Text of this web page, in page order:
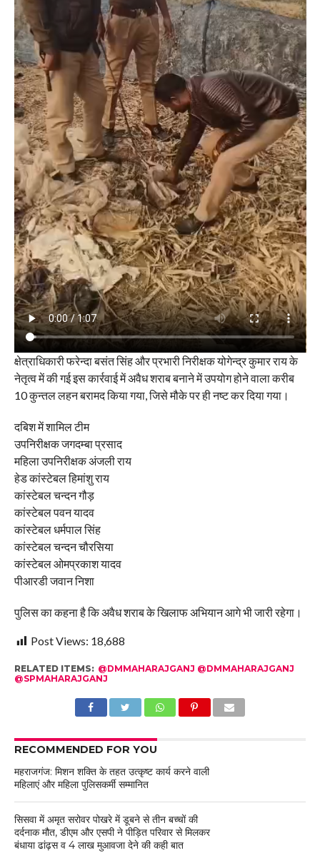
क्षेत्राधिकारी फरेन्दा बसंत सिंह और प्रभारी निरीक्षक योगेन्द्र कुमार राय के
नेतृत्व में की गई इस कार्रवाई में अवैध शराब बनाने में उपयोग होने वाला करीब
10 कुन्तल लहन बरामद किया गया, जिसे मौके पर ही नष्ट कर दिया गया।
दबिश में शामिल टीम
उपनिरीक्षक जगदम्बा प्रसाद
महिला उपनिरीक्षक अंजली राय
हेड कांस्टेबल हिमांशु राय
कांस्टेबल चन्दन गौड़
कांस्टेबल पवन यादव
कांस्टेबल धर्मपाल सिंह
कांस्टेबल चन्दन चौरसिया
कांस्टेबल ओमप्रकाश यादव
पीआरडी जवान निशा
पुलिस का कहना है कि अवैध शराब के खिलाफ अभियान आगे भी जारी रहेगा।
Post Views: 18,688
RELATED ITEMS: @DMMAHARAJGANJ @DMMAHARAJGANJ
@SPMAHARAJGANJ
RECOMMENDED FOR YOU
महराजगंज: मिशन शक्ति के तहत उत्कृष्ट कार्य करने वाली
महिलाएं और महिला पुलिसकर्मी सम्मानित
सिसवा में अमृत सरोवर पोखरे में डूबने से तीन बच्चों की
दर्दनाक मौत, डीएम और एसपी ने पीड़ित परिवार से मिलकर
बंधाया ढांढ़स व 4 लाख मुआवजा देने की कही बात